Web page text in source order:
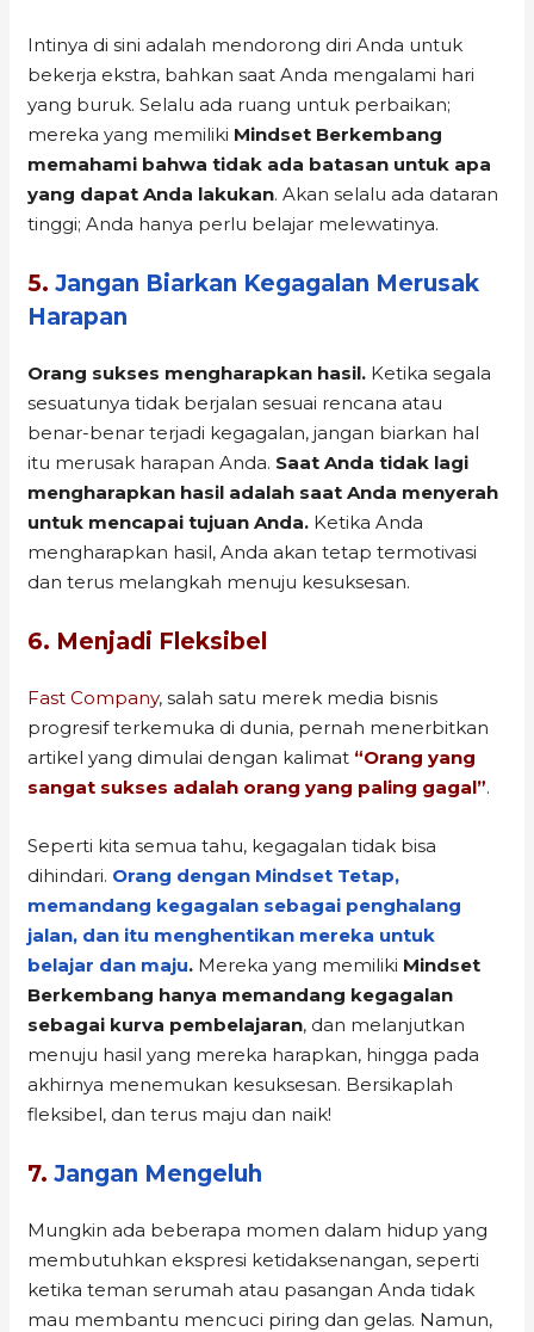
Intinya di sini adalah mendorong diri Anda untuk
bekerja ekstra, bahkan saat Anda mengalami hari
yang buruk. Selalu ada ruang untuk perbaikan;
mereka yang memiliki Mindset Berkembang
memahami bahwa tidak ada batasan untuk apa
yang dapat Anda lakukan. Akan selalu ada dataran
tinggi; Anda hanya perlu belajar melewatinya.
5.Jangan Biarkan Kegagalan Merusak
Harapan
Orang sukses mengharapkan hasil. Ketika segala
sesuatunya tidak berjalan sesuai rencana atau
benar-benar terjadi kegagalan, jangan biarkan hal
itu merusak harapan Anda. Saat Anda tidak lagi
mengharapkan hasil adalah saat Anda menyerah
untuk mencapai tujuan Anda. Ketika Anda
mengharapkan hasil, Anda akan tetap termotivasi
dan terus melangkah menuju kesuksesan.
6. Menjadi Fleksibel
Fast Company, salah satu merek media bisnis
progresif terkemuka di dunia, pernah menerbitkan
artikel yang dimulai dengan kalimat “Orang yang
sangat sukses adalah orang yang paling gagal”.
Seperti kita semua tahu, kegagalan tidak bisa
dihindari. Orang dengan Mindset Tetap,
memandang kegagalan sebagai penghalang
jalan, dan itu menghentikan mereka untuk
belajar dan maju. Mereka yang memiliki Mindset
Berkembang hanya memandang kegagalan
sebagai kurva pembelajaran, dan melanjutkan
menuju hasil yang mereka harapkan, hingga pada
akhirnya menemukan kesuksesan. Bersikaplah
fleksibel, dan terus maju dan naik!
7.Jangan Mengeluh
Mungkin ada beberapa momen dalam hidup yang
membutuhkan ekspresi ketidaksenangan, seperti
ketika teman serumah atau pasangan Anda tidak
mau membantu mencuci piring dan gelas. Namun,